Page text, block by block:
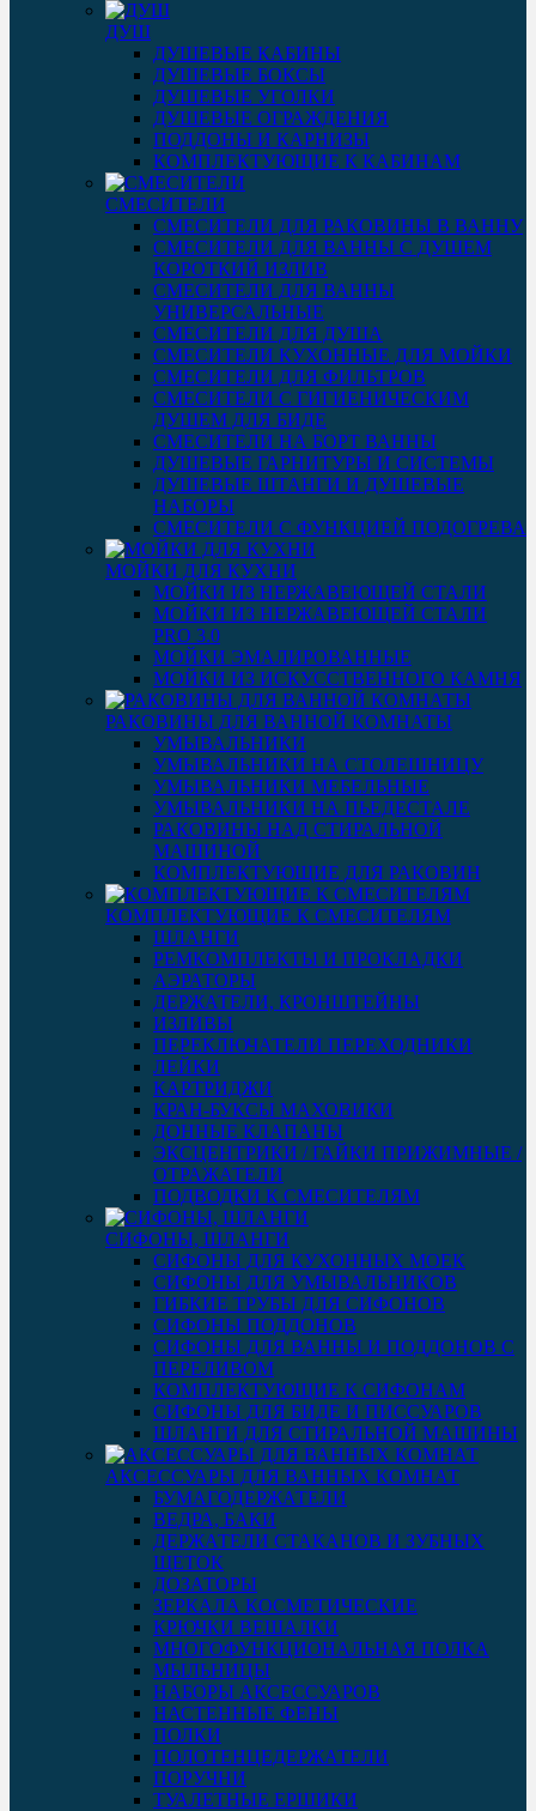
ДУШ
ДУШЕВЫЕ КАБИНЫ
ДУШЕВЫЕ БОКСЫ
ДУШЕВЫЕ УГОЛКИ
ДУШЕВЫЕ ОГРАЖДЕНИЯ
ПОДДОНЫ И КАРНИЗЫ
КОМПЛЕКТУЮЩИЕ К КАБИНАМ
СМЕСИТЕЛИ
СМЕСИТЕЛИ ДЛЯ РАКОВИНЫ В ВАННУ
СМЕСИТЕЛИ ДЛЯ ВАННЫ С ДУШЕМ
КОРОТКИЙ ИЗЛИВ
СМЕСИТЕЛИ ДЛЯ ВАННЫ
УНИВЕРСАЛЬНЫЕ
СМЕСИТЕЛИ ДЛЯ ДУША
СМЕСИТЕЛИ КУХОННЫЕ ДЛЯ МОЙКИ
СМЕСИТЕЛИ ДЛЯ ФИЛЬТРОВ
СМЕСИТЕЛИ С ГИГИЕНИЧЕСКИМ
ДУШЕМ ДЛЯ БИДЕ
СМЕСИТЕЛИ НА БОРТ ВАННЫ
ДУШЕВЫЕ ГАРНИТУРЫ И СИСТЕМЫ
ДУШЕВЫЕ ШТАНГИ И ДУШЕВЫЕ
НАБОРЫ
СМЕСИТЕЛИ С ФУНКЦИЕЙ ПОДОГРЕВА
МОЙКИ ДЛЯ КУХНИ
МОЙКИ ИЗ НЕРЖАВЕЮЩЕЙ СТАЛИ
МОЙКИ ИЗ НЕРЖАВЕЮЩЕЙ СТАЛИ
PRO 3.0
МОЙКИ ЭМАЛИРОВАННЫЕ
МОЙКИ ИЗ ИСКУССТВЕННОГО КАМНЯ
РАКОВИНЫ ДЛЯ ВАННОЙ КОМНАТЫ
УМЫВАЛЬНИКИ
УМЫВАЛЬНИКИ НА СТОЛЕШНИЦУ
УМЫВАЛЬНИКИ МЕБЕЛЬНЫЕ
УМЫВАЛЬНИКИ НА ПЬЕДЕСТАЛЕ
РАКОВИНЫ НАД СТИРАЛЬНОЙ
МАШИНОЙ
КОМПЛЕКТУЮЩИЕ ДЛЯ РАКОВИН
КОМПЛЕКТУЮЩИЕ К СМЕСИТЕЛЯМ
ШЛАНГИ
РЕМКОМПЛЕКТЫ И ПРОКЛАДКИ
АЭРАТОРЫ
ДЕРЖАТЕЛИ, КРОНШТЕЙНЫ
ИЗЛИВЫ
ПЕРЕКЛЮЧАТЕЛИ ПЕРЕХОДНИКИ
ЛЕЙКИ
КАРТРИДЖИ
КРАН-БУКСЫ МАХОВИКИ
ДОННЫЕ КЛАПАНЫ
ЭКСЦЕНТРИКИ / ГАЙКИ ПРИЖИМНЫЕ /
ОТРАЖАТЕЛИ
ПОДВОДКИ К СМЕСИТЕЛЯМ
СИФОНЫ, ШЛАНГИ
СИФОНЫ ДЛЯ КУХОННЫХ МОЕК
СИФОНЫ ДЛЯ УМЫВАЛЬНИКОВ
ГИБКИЕ ТРУБЫ ДЛЯ СИФОНОВ
СИФОНЫ ПОДДОНОВ
СИФОНЫ ДЛЯ ВАННЫ И ПОДДОНОВ С
ПЕРЕЛИВОМ
КОМПЛЕКТУЮЩИЕ К СИФОНАМ
СИФОНЫ ДЛЯ БИДЕ И ПИССУАРОВ
ШЛАНГИ ДЛЯ СТИРАЛЬНОЙ МАШИНЫ
АКСЕССУАРЫ ДЛЯ ВАННЫХ КОМНАТ
БУМАГОДЕРЖАТЕЛИ
ВЕДРА, БАКИ
ДЕРЖАТЕЛИ СТАКАНОВ И ЗУБНЫХ
ЩЕТОК
ДОЗАТОРЫ
ЗЕРКАЛА КОСМЕТИЧЕСКИЕ
КРЮЧКИ ВЕШАЛКИ
МНОГОФУНКЦИОНАЛЬНАЯ ПОЛКА
МЫЛЬНИЦЫ
НАБОРЫ АКСЕССУАРОВ
НАСТЕННЫЕ ФЕНЫ
ПОЛКИ
ПОЛОТЕНЦЕДЕРЖАТЕЛИ
ПОРУЧНИ
ТУАЛЕТНЫЕ ЕРШИКИ